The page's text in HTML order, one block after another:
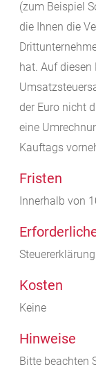
(zum Beispiel
die Ihnen die
hat. Auf diesen
der Euro nicht
eine
Kauftags
Fristen
Innerhalb von
Kosten
Keine
Hinweise
Bitte beachten